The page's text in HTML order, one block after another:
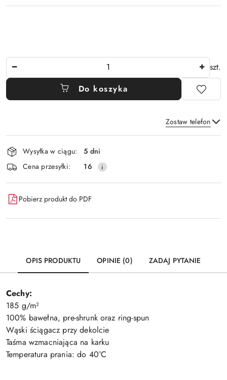
szt.
Do koszyka
Zostaw telefon
Wyślij
Dostępność
i
dostawa
Wysyłka w ciągu:
5 dni
Cena przesyłki:
16
Pobierz produkt do PDF
OPIS PRODUKTU OPINIE (0) ZADAJ PYTANIE
Cechy:
185 g/m²
100% bawełna, pre-shrunk oraz ring-spun
Wąski ściągacz przy dekolcie
Taśma wzmacniająca na karku
Temperatura prania: do 40°C